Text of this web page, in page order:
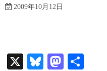
2009年10月12日
X
Bl
M